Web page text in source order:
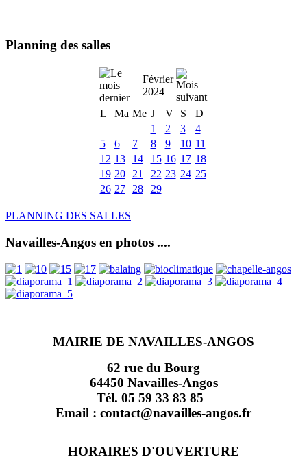
Planning des salles
Février
2024
L
Ma Me J V S
D
1
2 3
4
5
6 7 8 9 10 11
12 13 14 15 16 17 18
19 20 21 22 23 24 25
26 27 28 29
PLANNING DES SALLES
Navailles-Angos en photos ....
MAIRIE DE NAVAILLES-ANGOS
62 rue du Bourg
64450 Navailles-Angos
Tél. 05 59 33 83 85
Email : contact@navailles-angos.fr
HORAIRES D'OUVERTURE